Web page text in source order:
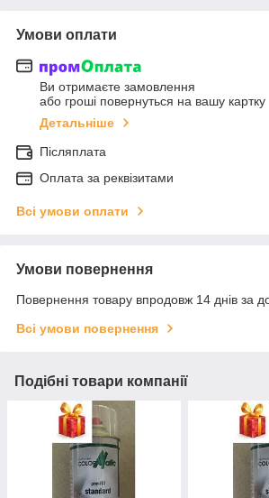
Умови оплати
Ви отримаєте замовлення
або гроші повернуться на вашу картку
Детальніше
Післяплата
Оплата за реквізитами
Всі умови оплати
Умови повернення
Повернення товару впродовж 14 днів за
Всі умови повернення
Подібні товари компанії